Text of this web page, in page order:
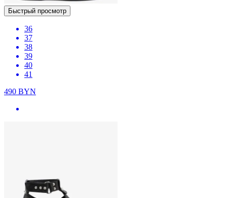
Быстрый просмотр
36
37
38
39
40
41
490 BYN